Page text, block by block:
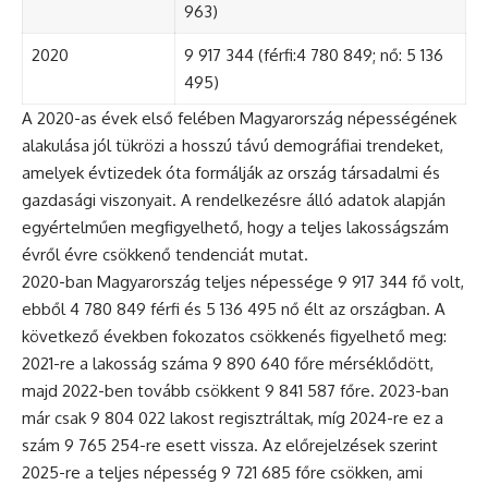
963)
2020
9 917 344 (férfi:4 780 849; nő: 5 136
495)
A 2020-as évek első felében Magyarország népességének
alakulása jól tükrözi a hosszú távú demográfiai trendeket,
amelyek évtizedek óta formálják az ország társadalmi és
gazdasági viszonyait. A rendelkezésre álló adatok alapján
egyértelműen megfigyelhető, hogy a teljes lakosságszám
évről évre csökkenő tendenciát mutat.
2020-ban Magyarország teljes népessége 9 917 344 fő volt,
ebből 4 780 849 férfi és 5 136 495 nő élt az országban. A
következő években fokozatos csökkenés figyelhető meg:
2021-re a lakosság száma 9 890 640 főre mérséklődött,
majd 2022-ben tovább csökkent 9 841 587 főre. 2023-ban
már csak 9 804 022 lakost regisztráltak, míg 2024-re ez a
szám 9 765 254-re esett vissza. Az előrejelzések szerint
2025-re a teljes népesség 9 721 685 főre csökken, ami